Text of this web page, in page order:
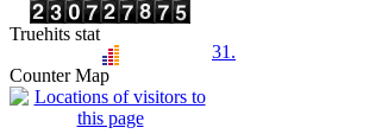
Truehits stat
Counter Map
31.